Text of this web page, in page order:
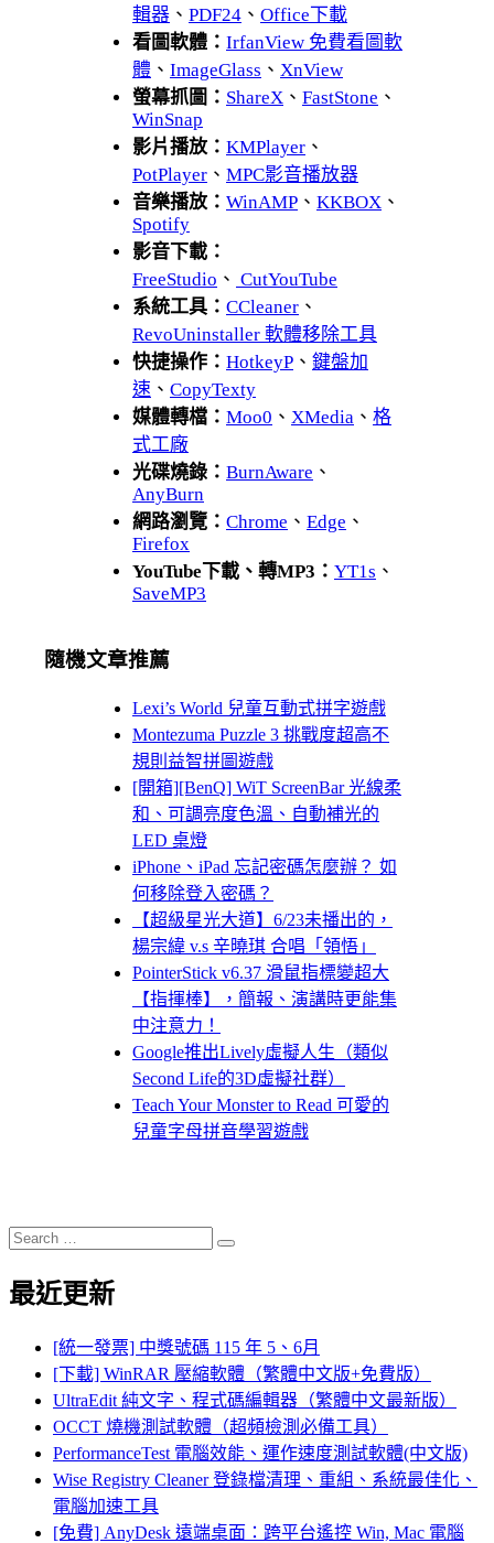
輯器 、 PDF24 、 Office下載
看圖軟體： IrfanView 免費看圖軟
體 、 ImageGlass 、 XnView
螢幕抓圖： ShareX 、 FastStone 、
WinSnap
影片播放： KMPlayer 、
PotPlayer 、 MPC影音播放器
音樂播放： WinAMP 、 KKBOX 、
Spotify
影音下載：
FreeStudio 、 CutYouTube
系統工具： CCleaner 、
RevoUninstaller 軟體移除工具
快捷操作： HotkeyP 、 鍵盤加
速 、 CopyTexty
媒體轉檔： Moo0 、 XMedia 、 格
式工廠
光碟燒錄： BurnAware 、
AnyBurn
網路瀏覽： Chrome 、 Edge 、
Firefox
YouTube下載、轉MP3： YT1s 、
SaveMP3
隨機文章推薦
Lexi’s World 兒童互動式拼字遊戲
Montezuma Puzzle 3 挑戰度超高不
規則益智拼圖遊戲
[開箱][BenQ] WiT ScreenBar 光線柔
和、可調亮度色溫、自動補光的
LED 桌燈
iPhone、iPad 忘記密碼怎麼辦？ 如
何移除登入密碼？
【超級星光大道】6/23未播出的，
楊宗緯 v.s 辛曉琪 合唱「領悟」
PointerStick v6.37 滑鼠指標變超大
【指揮棒】，簡報、演講時更能集
中注意力！
Google推出Lively虛擬人生（類似
Second Life的3D虛擬社群）
Teach Your Monster to Read 可愛的
兒童字母拼音學習遊戲
Search
for:
Search
最近更新
[統一發票] 中獎號碼 115 年 5、6月
[下載] WinRAR 壓縮軟體（繁體中文版+免費版）
UltraEdit 純文字、程式碼編輯器（繁體中文最新版）
OCCT 燒機測試軟體（超頻檢測必備工具）
PerformanceTest 電腦效能、運作速度測試軟體(中文版)
Wise Registry Cleaner 登錄檔清理、重組、系統最佳化、
電腦加速工具
[免費] AnyDesk 遠端桌面：跨平台遙控 Win, Mac 電腦